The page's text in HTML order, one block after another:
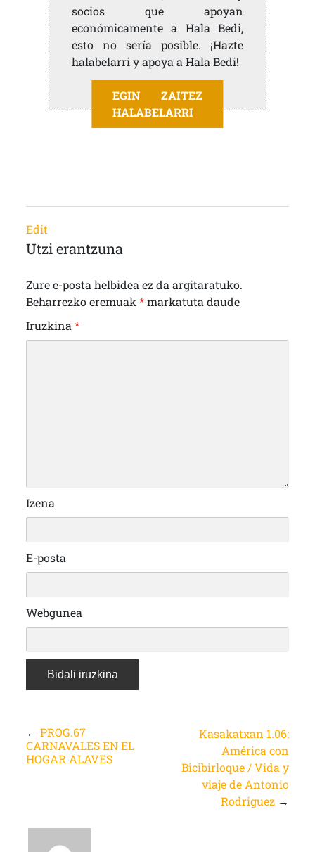
socios que apoyan
económicamente a Hala Bedi,
esto no sería posible. ¡Hazte
halabelarri y apoya a Hala Bedi!
EGIN ZAITEZ
HALABELARRI
Edit
Utzi erantzuna
Zure e-posta helbidea ez da argitaratuko.
Beharrezko eremuak *markatuta daude
Iruzkina *
Izena
E-posta
Webgunea
← PROG.67
CARNAVALES EN EL
HOGAR ALAVES
Kasakatxan 1.06:
América con
Bicibirloque / Vida y
viaje de Antonio
Rodriguez →